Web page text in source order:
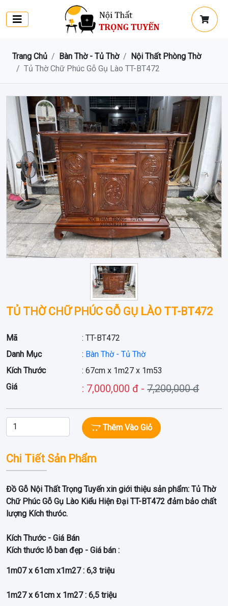
Trang Chủ Bàn Thờ - Tủ Thờ
Nội Thất Phòng Thờ
Tủ Thờ Chữ Phúc Gỗ Gụ Lào TT-BT472
Trước Sau
TỦ THỜ CHỮ PHÚC GỖ GỤ LÀO TT-BT472
Mã
: TT-BT472
Danh Mục
: Bàn Thờ - Tủ Thờ
Kích Thước
: 67cm x 1m27 x 1m53
Giá
: 7,000,000 đ -7,200,000 đ
Thêm Vào Giỏ
Chi Tiết Sản Phẩm
Đồ Gỗ Nội Thất Trọng Tuyến xin giới thiệu sản phẩm: Tủ Thờ
Chữ Phúc Gỗ Gụ Lào Kiểu Hiện Đại TT-BT472 đảm bảo chất
lượng Kích thưóc.
Kích Thước - Giá Bán
Kích thước lỗ ban đẹp - Giá bán :
1m07 x 61cm x1m27 : 6,3 triệu
1m27 x 61cm x 1m27 : 6,5 triệu